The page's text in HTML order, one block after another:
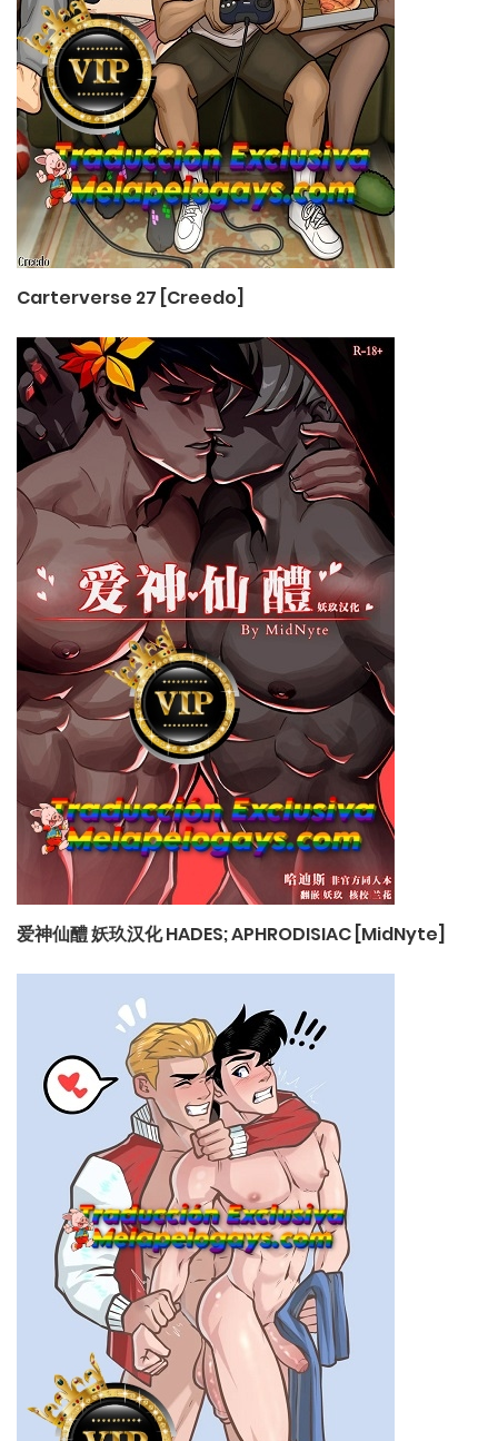
Carterverse 27 [Creedo]
爱神仙醴 妖玖汉化 HADES; APHRODISIAC [MidNyte]